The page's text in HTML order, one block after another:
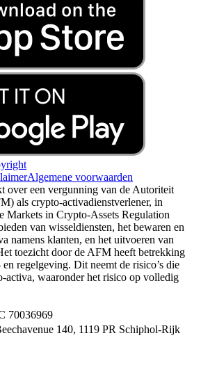
Algemene voorwaarden
over een vergunning van de Autoriteit
als crypto-activadienstverlener, in
Markets in Crypto-Assets Regulation
van wisseldiensten, het bewaren en
namens klanten, en het uitvoeren van
toezicht door de AFM heeft betrekking
regelgeving. Dit neemt de risico’s die
activa, waaronder het risico op volledig
70036969
140, 1119 PR Schiphol-Rijk